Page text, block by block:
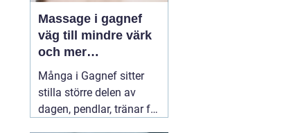
Massage i gagnef
väg till mindre värk
och mer
vardagsenergi
Många i Gagnef sitter
stilla större delen av
dagen, pendlar, tränar för